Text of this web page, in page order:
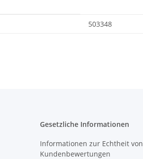
503348
Gesetzliche Informationen
Informationen zur Echtheit von
Kundenbewertungen